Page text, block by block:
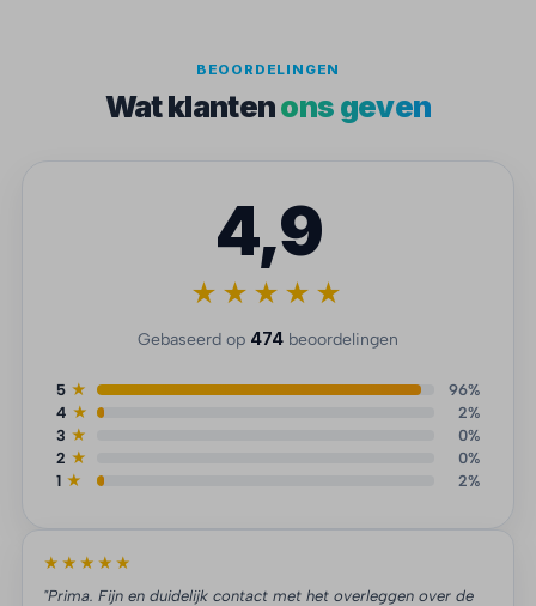
BEOORDELINGEN
Wat klantenons geven
4,9
★★★★★
Gebaseerd op 474 beoordelingen
5 ★
96%
4 ★
2%
3 ★
0%
2 ★
0%
1 ★ 2%
★★★★★
"Prima. Fijn en duidelijk contact met het overleggen over de